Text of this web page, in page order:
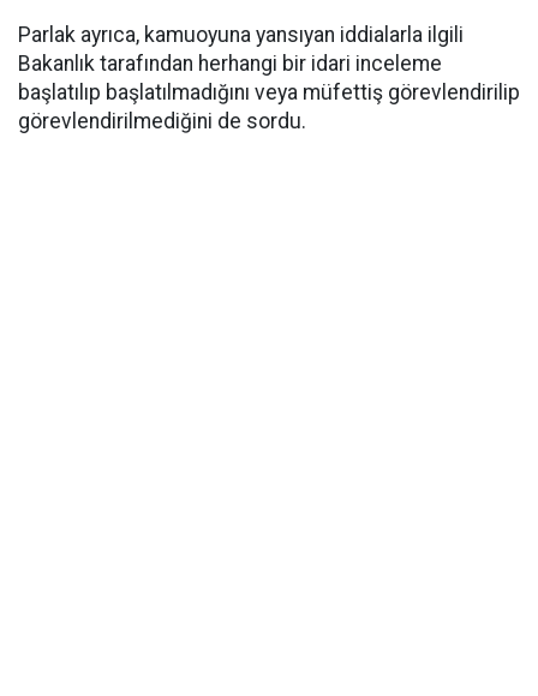
Parlak ayrıca, kamuoyuna yansıyan iddialarla ilgili
Bakanlık tarafından herhangi bir idari inceleme
başlatılıp başlatılmadığını veya müfettiş görevlendirilip
görevlendirilmediğini de sordu.